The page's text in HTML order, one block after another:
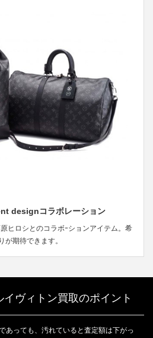
designコラボレーション
ヒロシとのコラボｰションアイテム。希
が期待できます。
ヴィトン買取のポイント
あっても、汚れていると査定額は下がっ